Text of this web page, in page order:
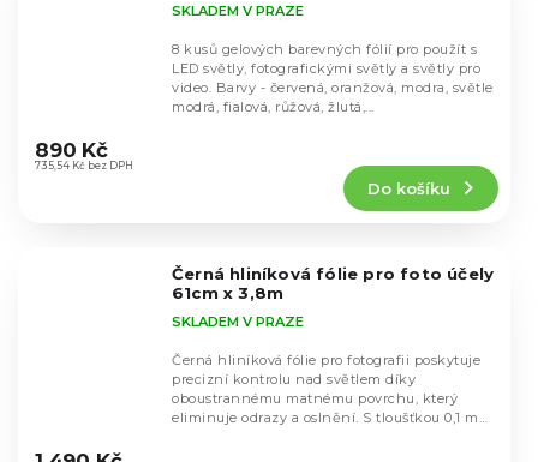
hodnocení
produktu
SKLADEM V PRAZE
735,54 Kč bez DPH
890 Kč
Do košíku
8 kusů gelových barevných fólií pro použít s
LED světly, fotografickými světly a světly pro
video. Barvy - červená, oranžová, modra, světle
modrá, fialová, růžová, žlutá,...
Černá hliníková fólie pro foto účely
61cm x 3,8m
hodnocení
SKLADEM V PRAZE
Černá hliníková fólie pro fotografii poskytuje
precizní kontrolu nad světlem díky
oboustrannému matnému povrchu, který
eliminuje odrazy a oslnění. S tloušťkou 0,1 mm